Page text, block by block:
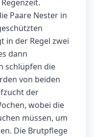
Paare Nester in
in der Regel zwei
dann
schlüpfen die
von beiden
der
wobei die
müssen, um
Die Brutpflege